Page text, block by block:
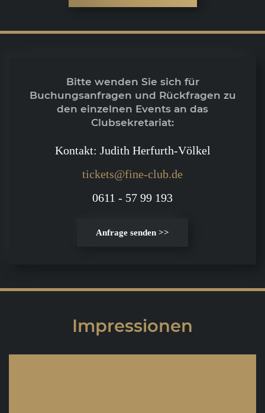
Bitte wenden Sie sich für
Buchungsanfragen und Rückfragen zu
den einzelnen Events an das
Clubsekretariat:
Kontakt: Judith Herfurth-Völkel
tickets@fine-club.de
0611 - 57 99 193
Anfrage senden >>
Impressionen